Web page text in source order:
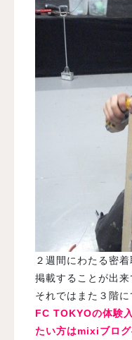
２週間にわたる密着
掲載することが出
それではまた３階
FC TOKYOの体験
たい方はmixiブログ